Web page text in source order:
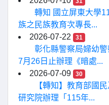
轉知 國立屏東大學
族之民族教育次專長...
2026-07-22
31
彰化縣警察局婦幼
7月26日止辦理《暗處...
2026-07-09
30
【轉知】教育部國
研究院辦理「115年...